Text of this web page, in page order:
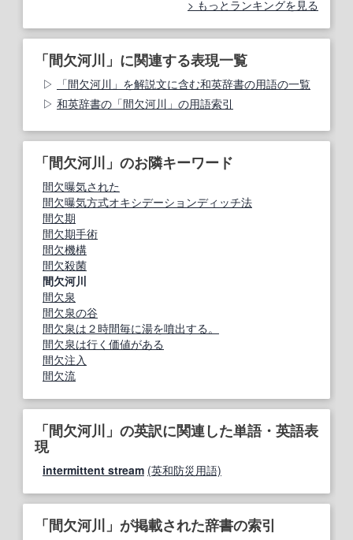
もっとランキングを見る
「間欠河川」に関連する表現一覧
「間欠河川」を解説文に含む和英辞書の用語の一覧
和英辞書の「間欠河川」の用語索引
「間欠河川」のお隣キーワード
間欠曝気された
間欠曝気方式オキシデーションディッチ法
間欠期
間欠期手術
間欠機構
間欠殺菌
間欠河川
間欠泉
間欠泉の谷
間欠泉は２時間毎に湯を噴出する。
間欠泉は行く価値がある
間欠注入
間欠流
「間欠河川」の英訳に関連した単語・英語表
現
intermittent stream (英和防災用語)
「間欠河川」が掲載された辞書の索引